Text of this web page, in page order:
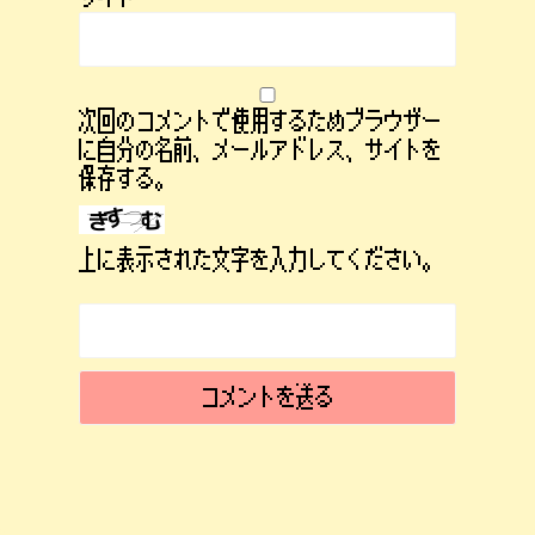
次回のコメントで使用するためブラウザー
に自分の名前、メールアドレス、サイトを
保存する。
上に表示された文字を入力してください。